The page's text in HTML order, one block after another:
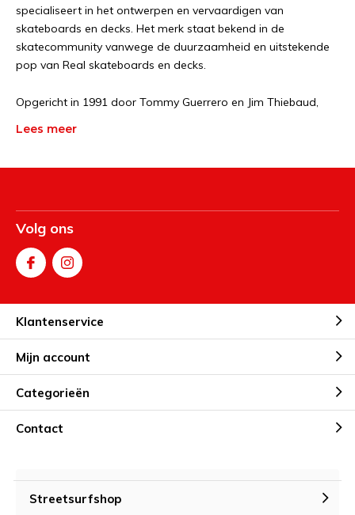
specialiseert in het ontwerpen en vervaardigen van
skateboards en decks. Het merk staat bekend in de
skatecommunity vanwege de duurzaamheid en uitstekende
pop van Real skateboards en decks.
Opgericht in 1991 door Tommy Guerrero en Jim Thiebaud,
skatestijl.
Real skateboards en decks zijn ideaal voor ervaren
skateboarders die op zoek zijn naar een duurzame en
Lees meer
Volg ons
Klantenservice
Mijn account
Categorieën
Contact
Streetsurfshop